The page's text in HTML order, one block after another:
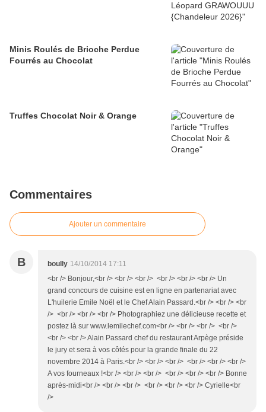
Minis Roulés de Brioche Perdue
Fourrés au Chocolat
Truffes Chocolat Noir & Orange
Commentaires
Ajouter un commentaire
B boully 14/10/2014 17:11
<br /> Bonjour,<br /> <br /> <br /> <br /> <br /> <br /> Un
grand concours de cuisine est en ligne en partenariat avec
L'huilerie Emile Noël et le Chef Alain Passard.<br /> <br /> <br
/> <br /> <br /> <br /> Photographiez une délicieuse recette et
postez là sur www.lemilechef.com<br /> <br /> <br /> <br />
<br /> <br /> Alain Passard chef du restaurant Arpège préside
le jury et sera à vos côtés pour la grande finale du 22
novembre 2014 à Paris.<br /> <br /> <br /> <br /> <br /> <br />
A vos fourneaux !<br /> <br /> <br /> <br /> <br /> <br /> Bonne
après-midi<br /> <br /> <br /> <br /> <br /> <br /> Cyrielle<br
/>